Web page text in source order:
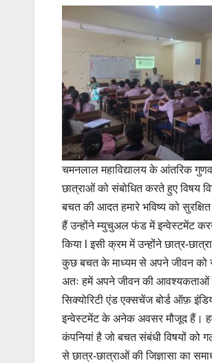
चमनलाल महाविद्यालय के आंतरिक
छात्राओं को संबोधित करते हुए विषय
बचत की आदत हमारे भविष्य को
हैं उन्होंने म्युचुअल फंड में इन्वेस्टमेंट
किया l इसी क्रम में उन्होंने छात्र-
कुछ बचत के माध्यम से अपने जीवन को
अतः हमें अपने जीवन की आवश्यकताओं
सिक्योरिटी एंड एक्सचेंज बोर्ड ऑफ़
इन्वेस्टमेंट के अनेक अवसर मौजूद हैं।
कंपनियां है जो बचत संबंधी विषयों को
से छात्र-छात्राओं की जिज्ञासा का